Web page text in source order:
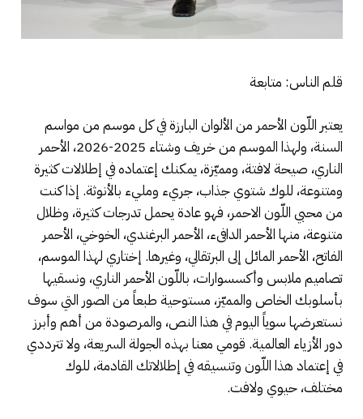
قلم الناس: متابعة
يعتبر اللّون الأحمر من الألوان البارزة في كل موسم من مواسم
السنة، ولهذا الموسم من خريف وشتاء 2025-2026، الأحمر
الناري، صيحة لافتة، ومميّزة، يمكنك إعتماده في إطلالات كثيرة
ومتنوعة، للوك شتوي جذاب، جريء ومليء بالأنوثة. إذا كنت
من محبي اللّون الاحمر، فهو عادة يحمل تدرجات كثيرة، وظلال
متنوعة، منها الأحمر الدافىء، الأحمر البرغندي، الخوخي، الأحمر
الفاتح، الأحمر المائل إلى البرتقالي، وغيرها. إختاري لهذا الموسم،
تصاميم ملابس وأكسسوارات، باللّون الأحمر الناري، ونسقيها
بأسلوبك الخاص والمميّز، مستوحية طبعاً من الصور التي سوف
نستعرضها سوياً اليوم في هذا النص، والمرصودة من أهم وأبرز
دور الأزياء العالمية. قومي معنا بهذه الجولة السريعة، ولا تترددي
في إعتماد هذا اللّون وتنسيقه في إطلالاتك القادمة، للوك
مختلف، حيوي ولافت.